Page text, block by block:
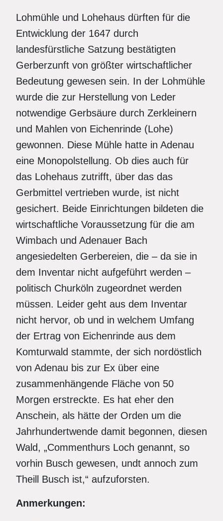
Lohmühle und Lohehaus dürften für die
Entwicklung der 1647 durch
landesfürstliche Satzung bestätigten
Gerberzunft von größter wirtschaftlicher
Bedeutung gewesen sein. In der Lohmühle
wurde die zur Herstellung von Leder
notwendige Gerbsäure durch Zerkleinern
und Mahlen von Eichenrinde (Lohe)
gewonnen. Diese Mühle hatte in Adenau
eine Monopolstellung. Ob dies auch für
das Lohehaus zutrifft, über das das
Gerbmittel vertrieben wurde, ist nicht
gesichert. Beide Einrichtungen bildeten die
wirtschaftliche Voraussetzung für die am
Wimbach und Adenauer Bach
angesiedelten Gerbereien, die – da sie in
dem Inventar nicht aufgeführt werden –
politisch Churköln zugeordnet werden
müssen. Leider geht aus dem Inventar
nicht hervor, ob und in welchem Umfang
der Ertrag von Eichenrinde aus dem
Komturwald stammte, der sich nordöstlich
von Adenau bis zur Ex über eine
zusammenhängende Fläche von 50
Morgen erstreckte. Es hat eher den
Anschein, als hätte der Orden um die
Jahrhundertwende damit begonnen, diesen
Wald, „Commenthurs Loch genannt, so
vorhin Busch gewesen, undt annoch zum
Theill Busch ist,“ aufzuforsten.
Anmerkungen: